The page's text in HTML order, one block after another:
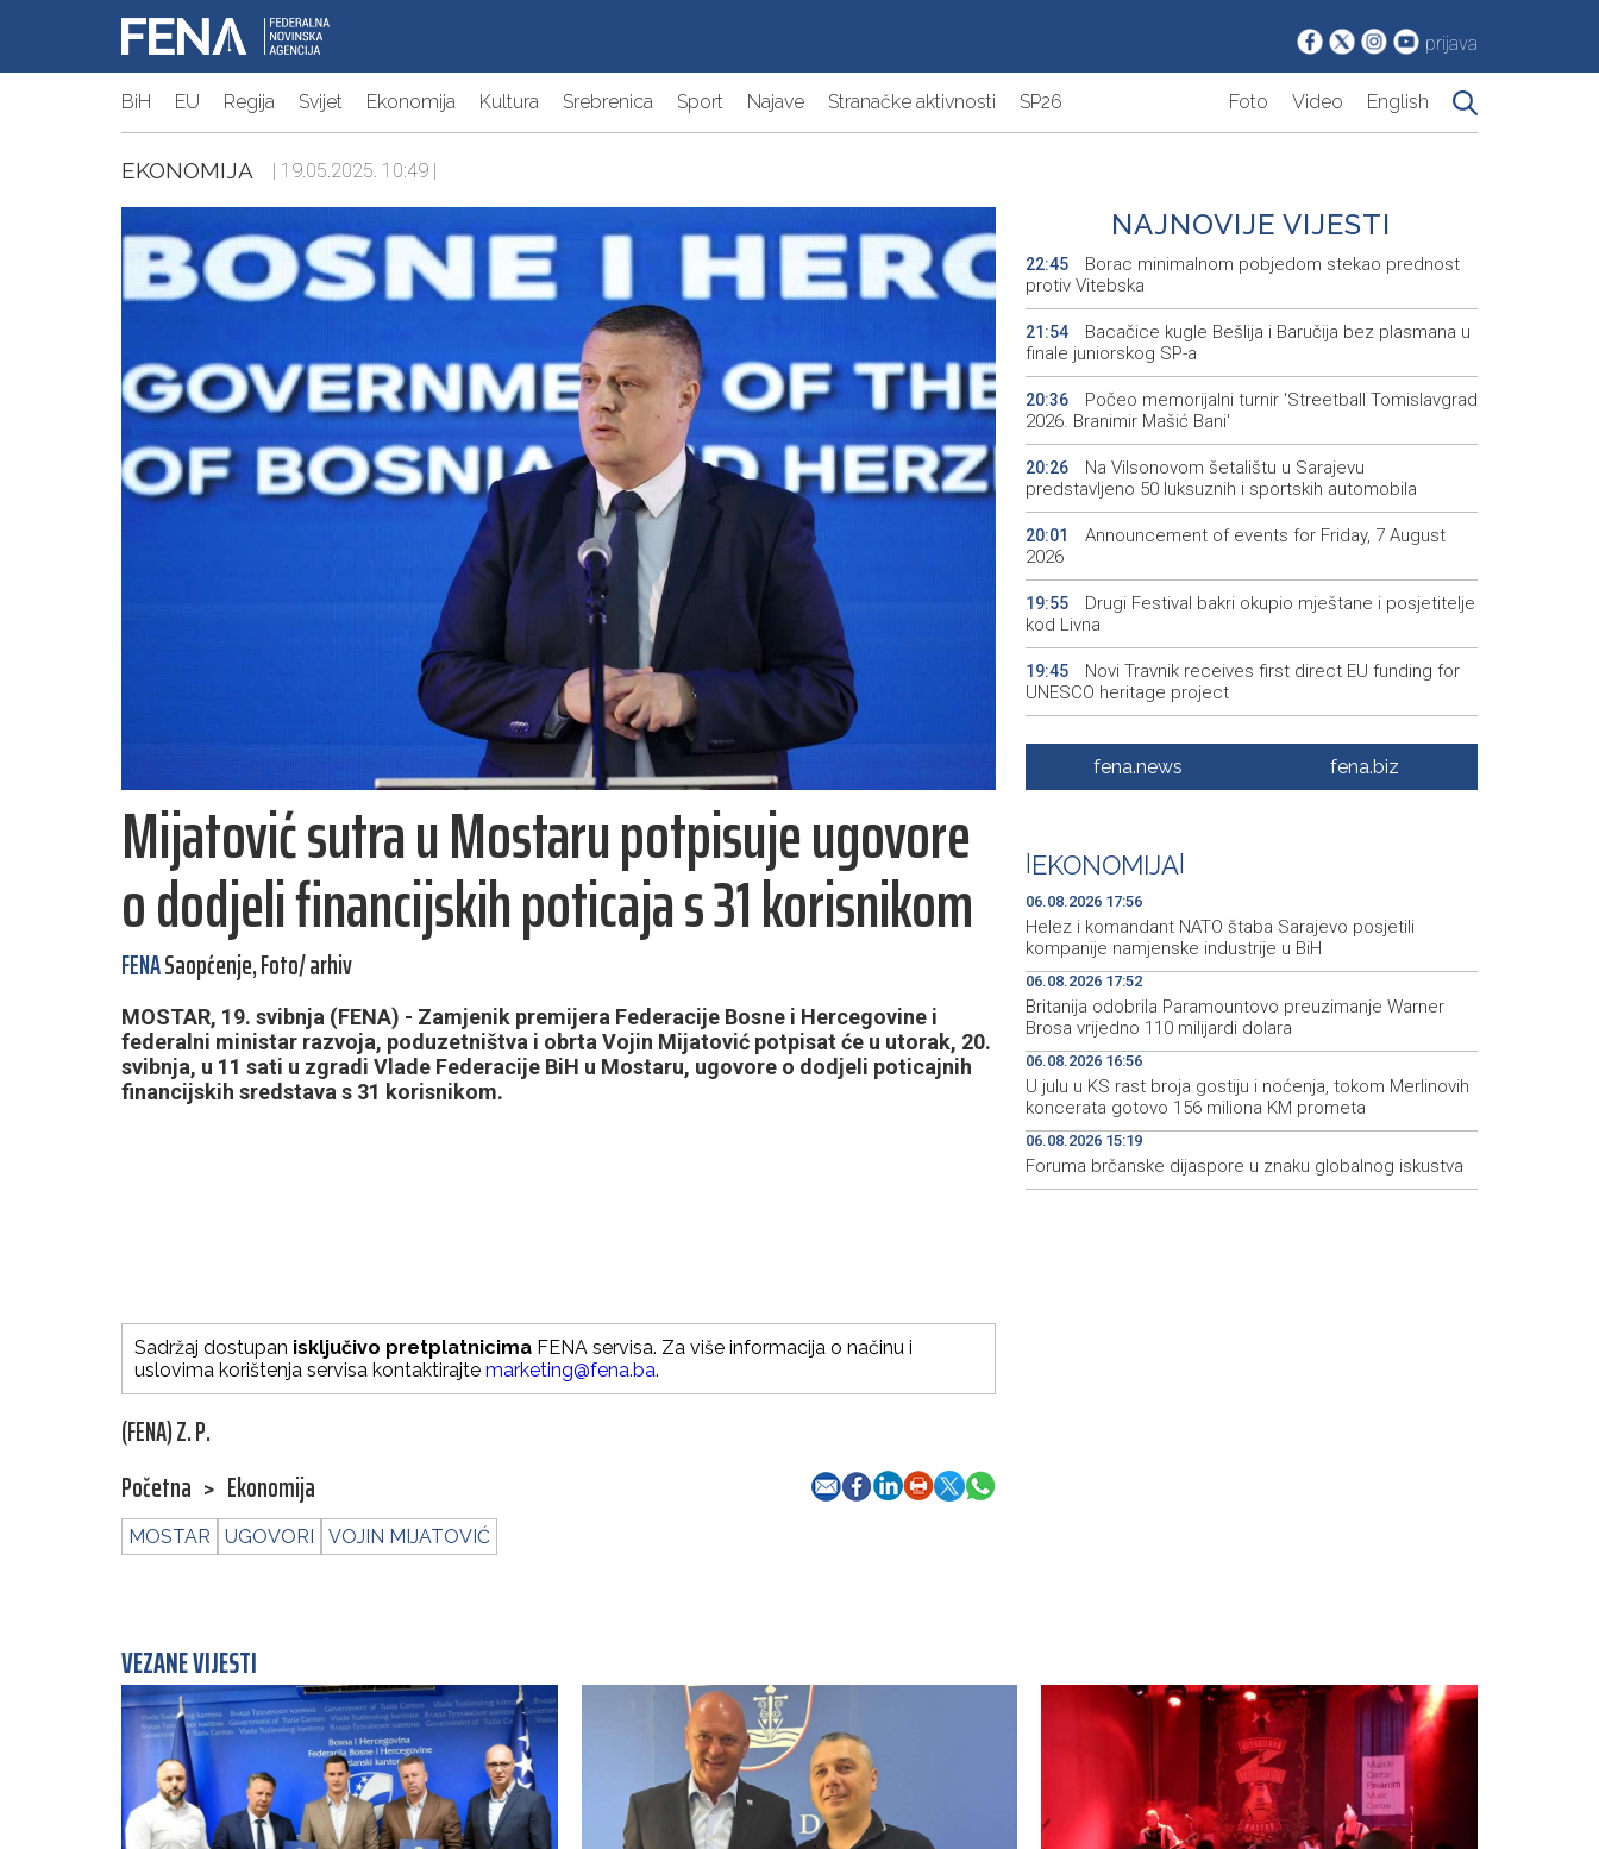
prijava
BiH EU Regija Svijet Ekonomija Kultura Srebrenica Sport Najave Stranačke aktivnosti SP26 Foto Video English
EKONOMIJA | 19.05.2025. 10:49 |
Mijatović sutra u Mostaru potpisuje ugovore
o dodjeli financijskih poticaja s 31 korisnikom
FENASaopćenje, Foto/ arhiv
MOSTAR, 19. svibnja (FENA) - Zamjenik premijera Federacije Bosne i Hercegovine i
federalni ministar razvoja, poduzetništva i obrta Vojin Mijatović potpisat će u utorak, 20.
svibnja, u 11 sati u zgradi Vlade Federacije BiH u Mostaru, ugovore o dodjeli poticajnih
financijskih sredstava s 31 korisnikom.
Sadržaj dostupan isključivo pretplatnicima FENA servisa. Za više informacija o načinu i
uslovima korištenja servisa kontaktirajte marketing@fena.ba.
(FENA) Z. P.
Početna > Ekonomija
MOSTAR UGOVORI VOJIN MIJATOVIĆ
NAJNOVIJE VIJESTI
22:45
Borac minimalnom pobjedom stekao prednost
protiv Vitebska
21:54
Bacačice kugle Bešlija i Baručija bez plasmana u
finale juniorskog SP-a
20:36
Počeo memorijalni turnir 'Streetball Tomislavgrad
2026. Branimir Mašić Bani'
20:26
Na Vilsonovom šetalištu u Sarajevu
predstavljeno 50 luksuznih i sportskih automobila
20:01
Announcement of events for Friday, 7 August
2026
19:55
Drugi Festival bakri okupio mještane i posjetitelje
kod Livna
19:45
Novi Travnik receives first direct EU funding for
UNESCO heritage project
Crishock: OHR maintains an open dialogue with
all political stakeholders in BiH
19:29
Španska krajnja ljevica i desnica ujedinjene protiv
Maroka kao suorganizatora SP 2030.
fena.news fena.biz
EKONOMIJA
06.08.2026 17:56
Helez i komandant NATO štaba Sarajevo posjetili
kompanije namjenske industrije u BiH
06.08.2026 17:52
Britanija odobrila Paramountovo preuzimanje Warner
Brosa vrijedno 110 milijardi dolara
06.08.2026 16:56
U julu u KS rast broja gostiju i noćenja, tokom Merlinovih
koncerata gotovo 156 miliona KM prometa
06.08.2026 15:19
Foruma brčanske dijaspore u znaku globalnog iskustva
VEZANE VIJESTI